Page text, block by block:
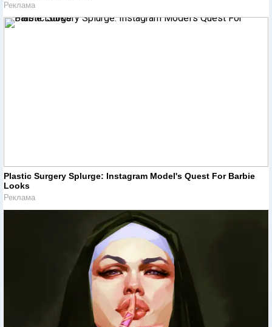
Реклама
Plastic Surgery Splurge: Instagram Model's Quest For Barbie
Looks
Реклама